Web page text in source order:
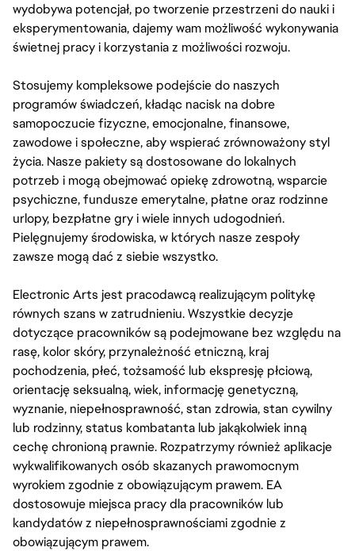
wydobywa potencjał, po tworzenie przestrzeni do nauki i
eksperymentowania, dajemy wam możliwość wykonywania
świetnej pracy i korzystania z możliwości rozwoju.
Stosujemy kompleksowe podejście do naszych
programów świadczeń, kładąc nacisk na dobre
samopoczucie fizyczne, emocjonalne, finansowe,
zawodowe i społeczne, aby wspierać zrównoważony styl
życia. Nasze pakiety są dostosowane do lokalnych
potrzeb i mogą obejmować opiekę zdrowotną, wsparcie
psychiczne, fundusze emerytalne, płatne oraz rodzinne
urlopy, bezpłatne gry i wiele innych udogodnień.
Pielęgnujemy środowiska, w których nasze zespoły
zawsze mogą dać z siebie wszystko.
Electronic Arts jest pracodawcą realizującym politykę
równych szans w zatrudnieniu. Wszystkie decyzje
dotyczące pracowników są podejmowane bez względu na
rasę, kolor skóry, przynależność etniczną, kraj
pochodzenia, płeć, tożsamość lub ekspresję płciową,
orientację seksualną, wiek, informację genetyczną,
wyznanie, niepełnosprawność, stan zdrowia, stan cywilny
lub rodzinny, status kombatanta lub jakąkolwiek inną
cechę chronioną prawnie. Rozpatrzymy również aplikacje
wykwalifikowanych osób skazanych prawomocnym
wyrokiem zgodnie z obowiązującym prawem. EA
dostosowuje miejsca pracy dla pracowników lub
kandydatów z niepełnosprawnościami zgodnie z
obowiązującym prawem.